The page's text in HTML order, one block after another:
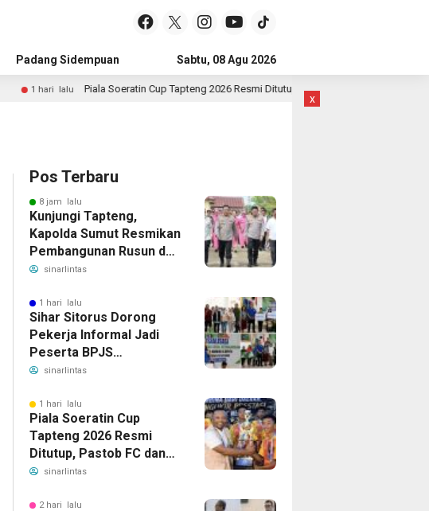
Padang Sidempuan Subulussalam Mandailing Natal
Sabtu, 08 Agu 2026
Piala Soeratin Cup Tapteng 2026 Resmi Ditutup, Pastob FC dan Sahata FC Barus Raih Gelar
Pos Terbaru
8 jam lalu
Kunjungi Tapteng,
Kapolda Sumut Resmikan
Pembangunan Rusun dan
Benahi Empat Polsek
sinarlintas
1 hari lalu
Sihar Sitorus Dorong
Pekerja Informal Jadi
Peserta BPJS
Ketenagakerjaan,
Ratusan Juta
sinarlintas
1 hari lalu
Piala Soeratin Cup
Tapteng 2026 Resmi
Ditutup, Pastob FC dan
Sahata FC Barus Raih
sinarlintas
2 hari lalu
x